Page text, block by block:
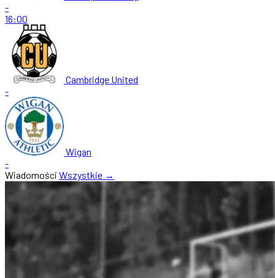
-
16:00
Cambridge United
-
Wigan
-
Wiadomości Wszystkie →